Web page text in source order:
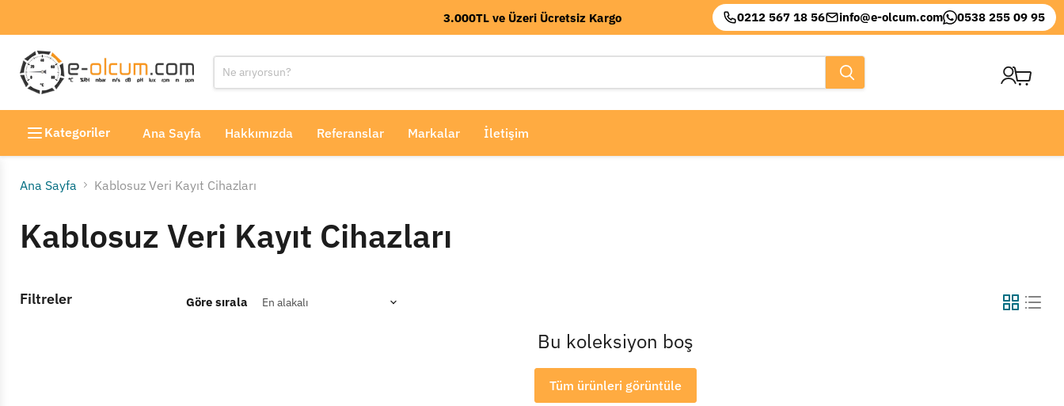
3.000TL ve Üzeri Ücretsiz Kargo 0212 567 18 56 info@e-olcum.com 0538 255 09 95
Kategoriler
Ana Sayfa Hakkımızda Referanslar Markalar İletişim
Ana Sayfa Kablosuz Veri Kayıt Cihazları
Kablosuz Veri Kayıt Cihazları
Filtreler Göre sırala
Bu koleksiyon boş
Tüm ürünleri görüntüle